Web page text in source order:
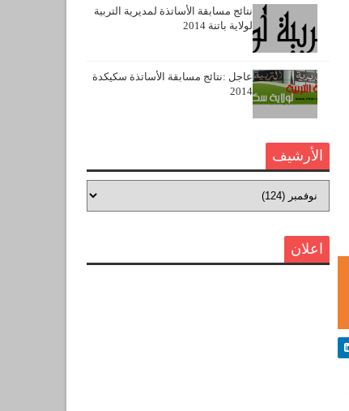
نتائج مسابقة الأساتذة لمديرية التربية
لولاية باتنة 2014
عاجل :نتائج مسابقة الأساتذة سكيكدة
2014
الأرشيف
اعلان